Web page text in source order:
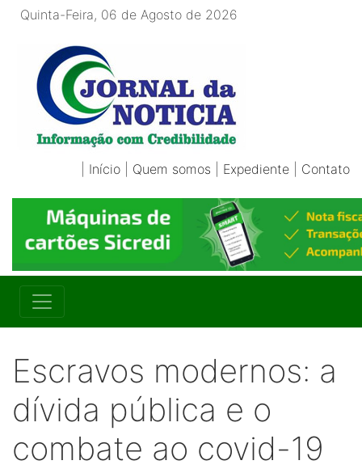
Quinta-Feira, 06 de Agosto de 2026
Início Quem somos Expediente Contato
Escravos modernos: a
dívida pública e o
combate ao covid-19